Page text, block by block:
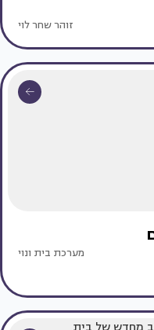
זוהר שחר לוי
מערכת בית ונוי